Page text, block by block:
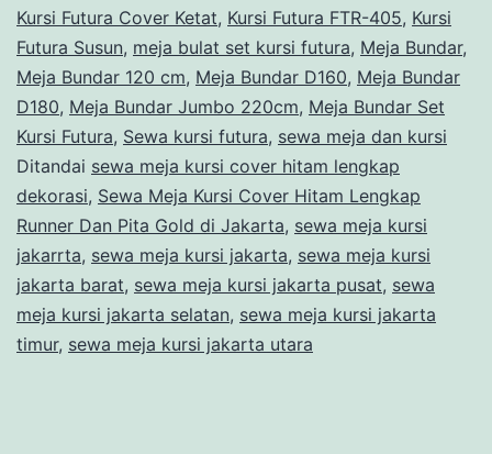
Hitam
Runner
Dan
Gold
di
Jakarta
Kursi Futura Cover Ketat, Kursi Futura FTR-405, Kursi
Futura Susun, meja bulat set kursi futura, Meja Bundar,
Meja Bundar 120 cm, Meja Bundar D160, Meja Bundar
D180, Meja Bundar Jumbo 220cm, Meja Bundar Set
Kursi Futura, Sewa kursi futura, sewa meja dan kursi
Ditandai sewa meja kursi cover hitam lengkap
dekorasi, Sewa Meja Kursi Cover Hitam Lengkap
Runner Dan Pita Gold di Jakarta, sewa meja kursi
jakarrta, sewa meja kursi jakarta, sewa meja kursi
jakarta barat, sewa meja kursi jakarta pusat, sewa
meja kursi jakarta selatan, sewa meja kursi jakarta
timur, sewa meja kursi jakarta utara